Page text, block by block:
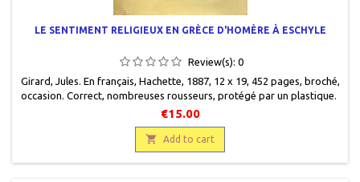
LE SENTIMENT RELIGIEUX EN GRÈCE D'HOMÈRE À ESCHYLE
Review(s): 0
Girard, Jules. En français, Hachette, 1887, 12 x 19, 452 pages, broché,
occasion. Correct, nombreuses rousseurs, protégé par un plastique.
€15.00
 Add to cart